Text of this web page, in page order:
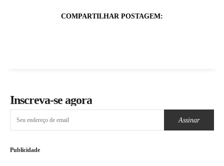
COMPARTILHAR POSTAGEM:
Inscreva-se agora
Assinar
Publicidade